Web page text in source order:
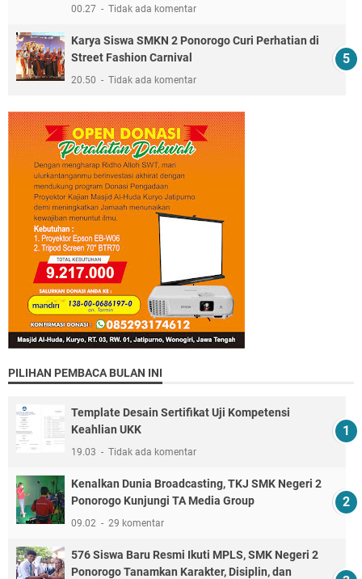
00.27 Tidak ada komentar
Karya Siswa SMKN 2 Ponorogo Curi Perhatian di
Street Fashion Carnival
20.50 Tidak ada komentar
PILIHAN PEMBACA BULAN INI
Template Desain Sertifikat Uji Kompetensi
Keahlian UKK
19.03 Tidak ada komentar
Kenalkan Dunia Broadcasting, TKJ SMK Negeri 2
Ponorogo Kunjungi TA Media Group
09.02 29 komentar
576 Siswa Baru Resmi Ikuti MPLS, SMK Negeri 2
Ponorogo Tanamkan Karakter, Disiplin, dan